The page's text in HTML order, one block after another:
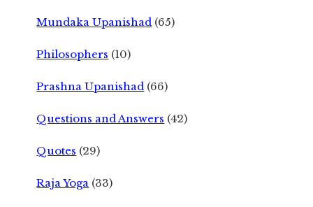
Mundaka Upanishad (65)
Philosophers (10)
Prashna Upanishad (66)
Questions and Answers (42)
Quotes (29)
Raja Yoga (33)